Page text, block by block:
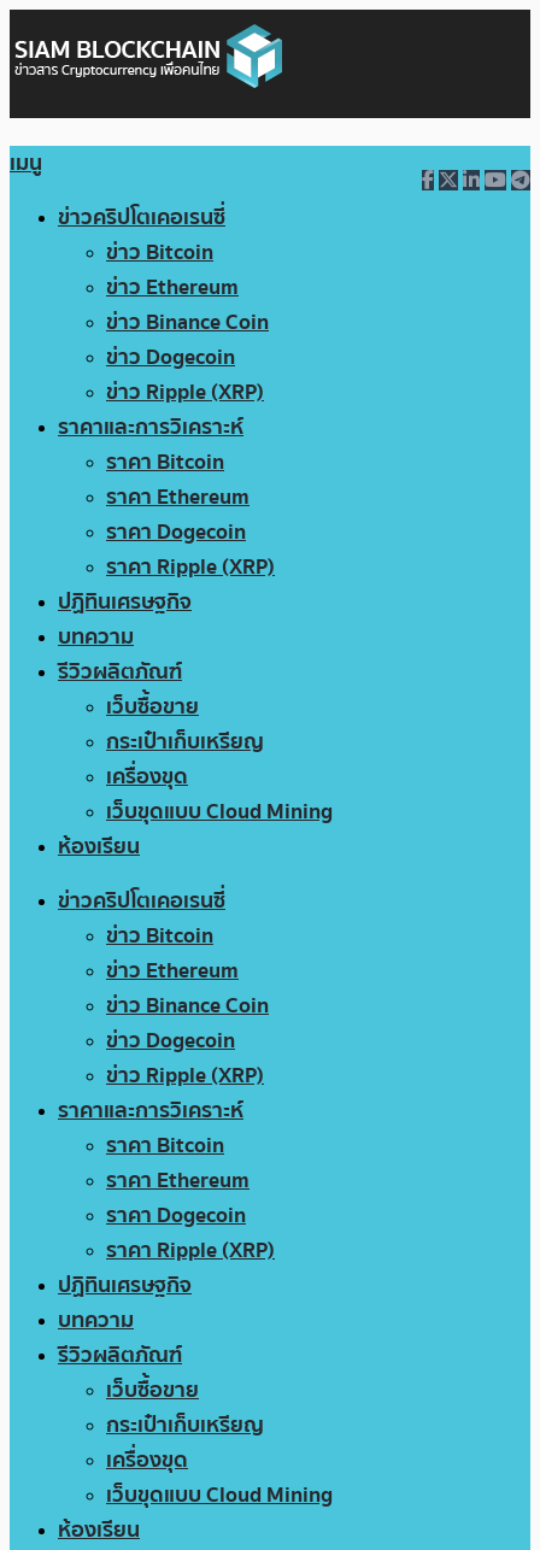
เมนู
ข่าวคริปโตเคอเรนซี่
ข่าว Bitcoin
ข่าว Ethereum
ข่าว Binance Coin
ข่าว Dogecoin
ข่าว Ripple (XRP)
ราคาและการวิเคราะห์
ราคา Bitcoin
ราคา Ethereum
ราคา Dogecoin
ราคา Ripple (XRP)
ปฏิทินเศรษฐกิจ
บทความ
รีวิวผลิตภัณฑ์
เว็บซื้อขาย
กระเป๋าเก็บเหรียญ
เครื่องขุด
เว็บขุดแบบ Cloud Mining
ห้องเรียน
ข่าวคริปโตเคอเรนซี่
ข่าว Bitcoin
ข่าว Ethereum
ข่าว Binance Coin
ข่าว Dogecoin
ข่าว Ripple (XRP)
ราคาและการวิเคราะห์
ราคา Bitcoin
ราคา Ethereum
ราคา Dogecoin
ราคา Ripple (XRP)
ปฏิทินเศรษฐกิจ
บทความ
รีวิวผลิตภัณฑ์
เว็บซื้อขาย
กระเป๋าเก็บเหรียญ
เครื่องขุด
เว็บขุดแบบ Cloud Mining
ห้องเรียน